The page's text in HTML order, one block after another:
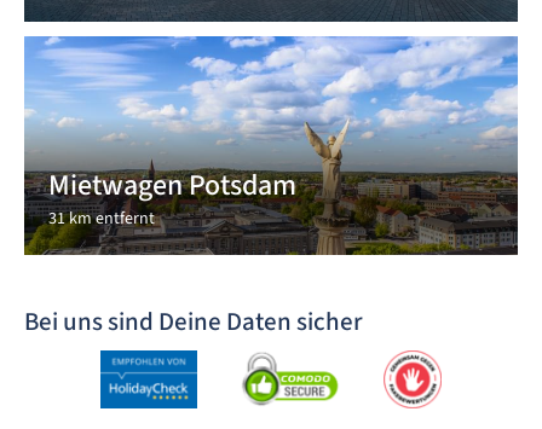
Mietwagen Potsdam
31 km entfernt
Bei uns sind Deine Daten sicher